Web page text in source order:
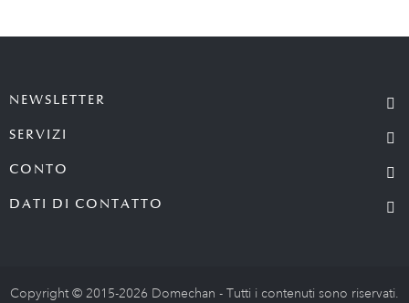
NEWSLETTER
SERVIZI
CONTO
DATI DI CONTATTO
Copyright © 2015-2026 Domechan - Tutti i contenuti sono riservati.